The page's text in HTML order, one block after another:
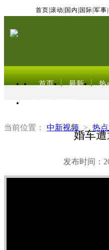
首页 滚动 国内 国际 军事
首页 最新 热
当前位置： 中新视频 > 热
婚车
发布时间：